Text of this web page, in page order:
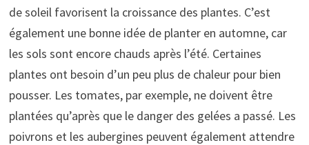
de soleil favorisent la croissance des plantes. C’est
également une bonne idée de planter en automne, car
les sols sont encore chauds après l’été. Certaines
plantes ont besoin d’un peu plus de chaleur pour bien
pousser. Les tomates, par exemple, ne doivent être
plantées qu’après que le danger des gelées a passé. Les
poivrons et les aubergines peuvent également attendre